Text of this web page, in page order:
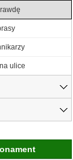
ulice